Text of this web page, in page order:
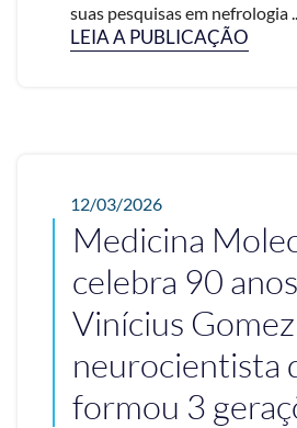
suas pesquisas em nefrologia ...
LEIA A PUBLICAÇÃO
12/03/2026
Medicina
celebra 90
Vinícius
neurocientista
formou 3